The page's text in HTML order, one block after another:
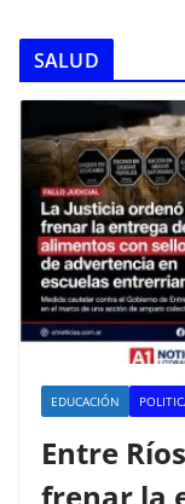
SALUD
EDUCACIÓN
Entre